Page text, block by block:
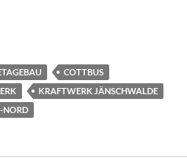
COTTBUS
KRAFTWERK JÄNSCHWALDE
NORD